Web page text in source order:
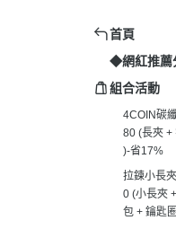
新品上市，搶先價
清倉專區，出清
真皮腰帶，任選
真皮配件一起買
真皮拖鞋，3雙
鑰匙圈2入更省錢
買包送點數，滿
首頁
◆網紅推
組合活動
4COIN碳
80 (長夾 +
)-省17%
拉鍊小長
0 (小長夾
包 + 鑰匙